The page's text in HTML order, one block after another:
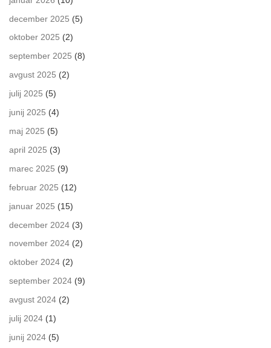
december 2025 (5)
oktober 2025 (2)
september 2025 (8)
avgust 2025 (2)
julij 2025 (5)
junij 2025 (4)
maj 2025 (5)
april 2025 (3)
marec 2025 (9)
februar 2025 (12)
januar 2025 (15)
december 2024 (3)
november 2024 (2)
oktober 2024 (2)
september 2024 (9)
avgust 2024 (2)
julij 2024 (1)
junij 2024 (5)